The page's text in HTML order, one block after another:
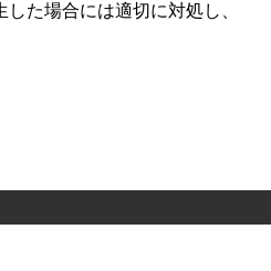
た場合には適切に対処し、